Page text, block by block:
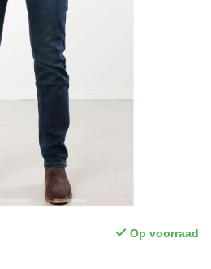
Op voorraad